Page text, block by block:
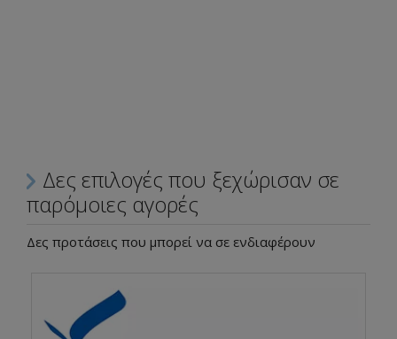
Δες επιλογές που ξεχώρισαν σε
παρόμοιες αγορές
Δες προτάσεις που μπορεί να σε ενδιαφέρουν